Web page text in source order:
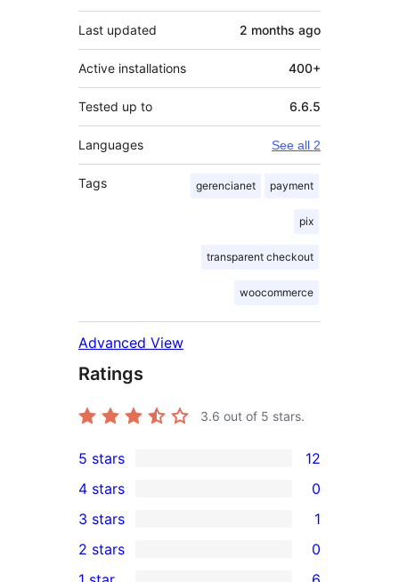
Last updated 2 months ago
Active installations 400+
Tested up to 6.6.5
Languages See all 2
Tags gerencianet payment
pix
transparent checkout
woocommerce
Advanced View
Ratings
3.6 out of 5 stars.
12
5-
star
reviews
5 stars 12
4-
star
4 stars 0
1
3-
3 stars 1
2 stars
0